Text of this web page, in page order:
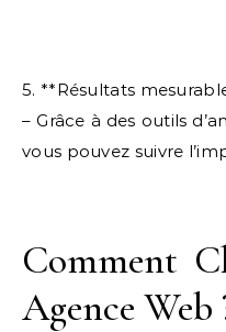
5. **Résultats
– Grâce à des outils
vous pouvez suivre
Comment
Agence Web